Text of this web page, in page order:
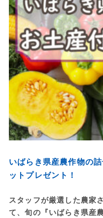
いばらき県産農作物の
ットプレゼント！
スタッフが厳選した農家
て、旬の『いばらき県産